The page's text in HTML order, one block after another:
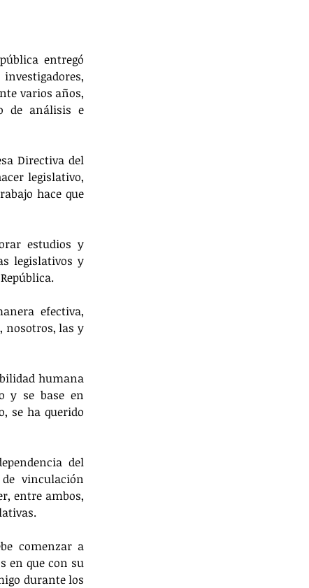
entregó
varios años,
de análisis e
Directiva del
legislativo,
hace que
estudios y
legislativos y
efectiva,
nosotros, las y
humana
y se base en
se ha querido
del
vinculación
entre ambos,
comenzar a
en que con su
durante los